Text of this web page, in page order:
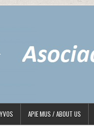
APIE MUS / ABOUT US